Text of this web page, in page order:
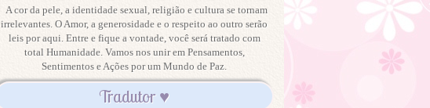
A cor da pele, a identidade sexual, religião e cultura se tornam
irrelevantes. O Amor, a generosidade e o respeito ao outro serão
leis por aqui. Entre e fique a vontade, você será tratado com
total Humanidade. Vamos nos unir em Pensamentos,
Sentimentos e Ações por um Mundo de Paz.
Tradutor ♥